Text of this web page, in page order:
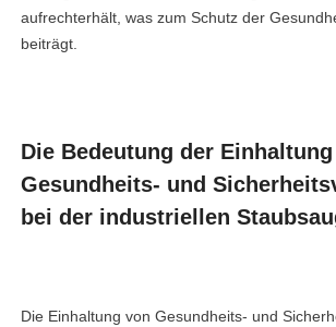
aufrechterhält, was zum Schutz der
beiträgt.
Die Bedeutung der
Gesundheits- und
bei der industriellen
Die Einhaltung von Gesundheits- und